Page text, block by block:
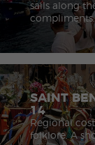
sails along
compliments.
SAINT
14
Regional
folklore. A